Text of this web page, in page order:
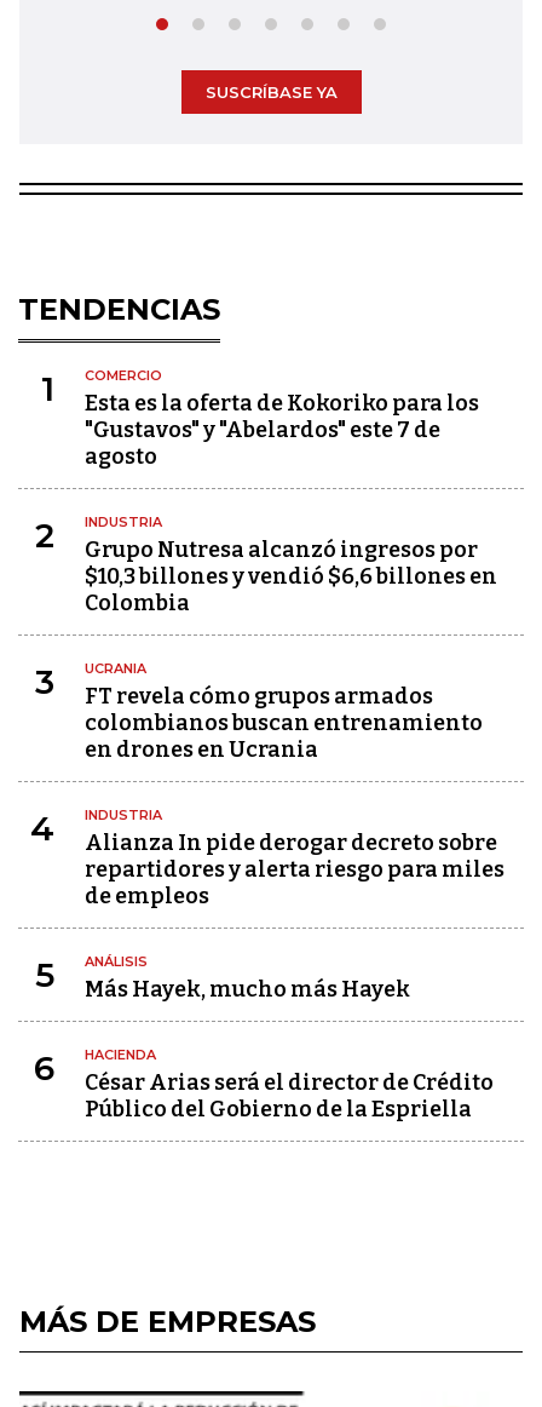
SUSCRÍBASE YA
TENDENCIAS
1 COMERCIO
Esta es la oferta de Kokoriko para los
"Gustavos" y "Abelardos" este 7 de
agosto
2 INDUSTRIA
Grupo Nutresa alcanzó ingresos por
$10,3 billones y vendió $6,6 billones en
Colombia
3 UCRANIA
FT revela cómo grupos armados
colombianos buscan entrenamiento
en drones en Ucrania
4 INDUSTRIA
Alianza In pide derogar decreto sobre
repartidores y alerta riesgo para miles
de empleos
5 ANÁLISIS
Más Hayek, mucho más Hayek
6 HACIENDA
César Arias será el director de Crédito
Público del Gobierno de la Espriella
MÁS DE EMPRESAS